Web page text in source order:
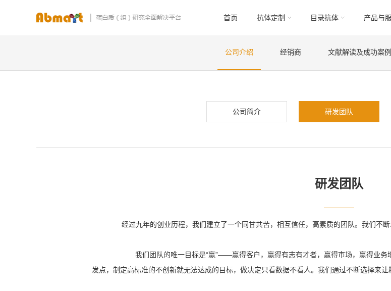
首页 抗体定制 目录抗体 产品与
公司介绍 经销商 文献解读及成功案例
公司简介 研发团队
研发团队
经过九年的创业历程，我们建立了一个同甘共苦，相互信任，高素质的团队。
我们团队的唯一目标是“赢”——赢得客户，赢得有志有才者，赢得市场，赢得业务
发点，制定高标准的不创新就无法达成的目标，做决定只看数据不看人。我们通过不断选择来